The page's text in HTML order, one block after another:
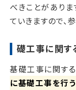
べきことがあり
ていきますので、
礎工事に関す
基礎工事に関す
に基礎工事を行